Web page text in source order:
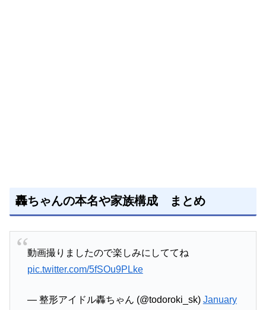
轟ちゃんの本名や家族構成 まとめ
動画撮りましたので楽しみにしててね
pic.twitter.com/5fSOu9PLke
— 整形アイドル轟ちゃん (@todoroki_sk) January